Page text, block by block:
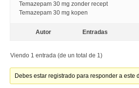
Temazepam 30 mg zonder recept
Temazepam 30 mg kopen
Autor Entradas
Viendo 1 entrada (de un total de 1)
Debes estar registrado para responder a este